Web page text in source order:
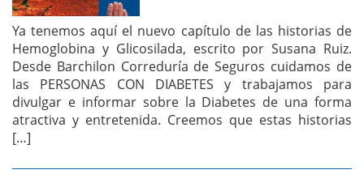
Ya tenemos aquí el nuevo capítulo de las historias de
Hemoglobina y Glicosilada, escrito por Susana Ruiz.
Desde Barchilon Correduría de Seguros cuidamos de
las PERSONAS CON DIABETES y trabajamos para
divulgar e informar sobre la Diabetes de una forma
atractiva y entretenida. Creemos que estas historias
[…]